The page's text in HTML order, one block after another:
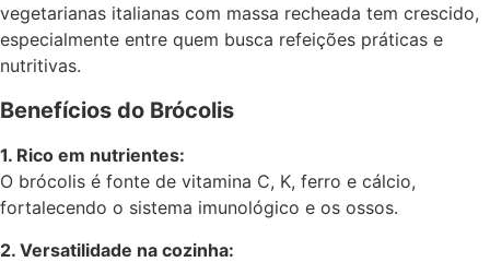
vegetarianas italianas com massa recheada tem crescido,
especialmente entre quem busca refeições práticas e
nutritivas.
Benefícios do Brócolis
1. Rico em nutrientes:
O brócolis é fonte de vitamina C, K, ferro e cálcio,
fortalecendo o sistema imunológico e os ossos.
2. Versatilidade na cozinha: